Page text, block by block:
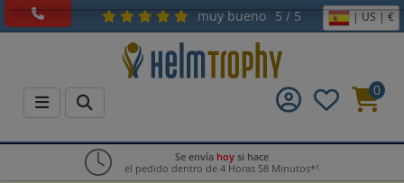
muy bueno 5 / 5 | US | €
0
Se envía hoy si hace
el pedido dentro de 4 Horas 58 Minutos*¹